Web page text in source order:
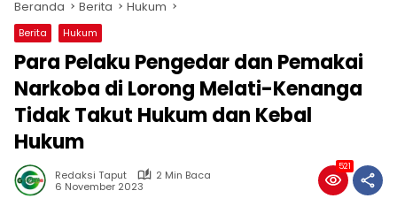
Beranda Berita Hukum
Berita Hukum
Para Pelaku Pengedar dan Pemakai
Narkoba di Lorong Melati-Kenanga
Tidak Takut Hukum dan Kebal
Hukum
Redaksi Taput
2 Min Baca
6 November 2023
521